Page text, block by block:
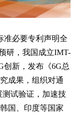
准必要专利声明全
研，我国成立IMT-
创新，发布《6G总
成果，组织对通
试验证，加速技
国、印度等国家